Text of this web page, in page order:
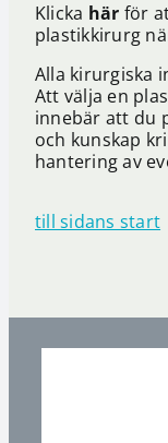
Klicka här för
plastikkirurg
Alla kirurgiska
Att välja en
innebär att du
och kunskap
hantering av
till sidans start